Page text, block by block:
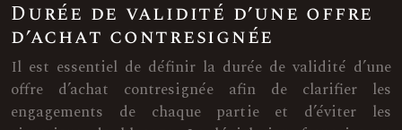
Durée de validité d’une offre
d’achat contresignée
Il est essentiel de définir la durée de validité d’une
offre d’achat contresignée afin de clarifier les
engagements de chaque partie et d’éviter les